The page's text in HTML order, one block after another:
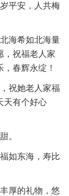
平安，人共梅
海希如北海量
，祝福老人家
春辉永绽！
祝她老人家福
天有个好心
。
如东海，寿比
厚的礼物，悠